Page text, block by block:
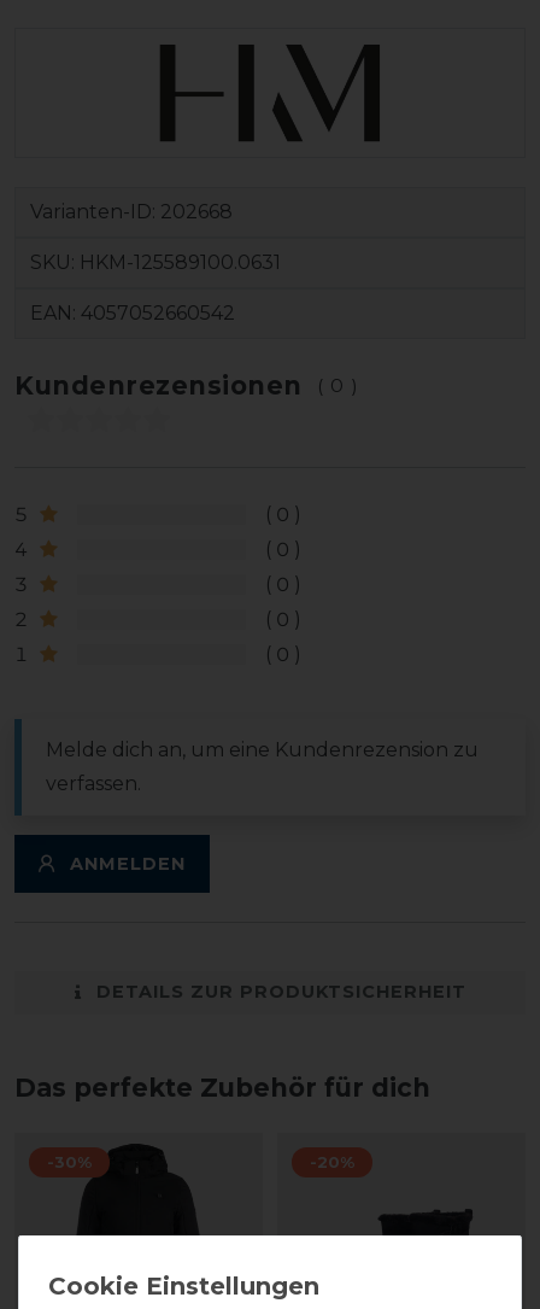
Varianten-ID: 202668
SKU: HKM-125589100.0631
EAN: 4057052660542
Kundenrezensionen (0)
5
0
4
0
3
0
2
0
1
0
Melde dich an, um eine Kundenrezension zu
verfassen.
ANMELDEN
DETAILS ZUR PRODUKTSICHERHEIT
Das perfekte Zubehör für dich
-30% -20%